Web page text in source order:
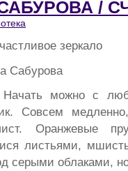
/
зеркало
Сабурова
Начать можно с
Совсем
Оранжевые
листьями,
серыми облаками,